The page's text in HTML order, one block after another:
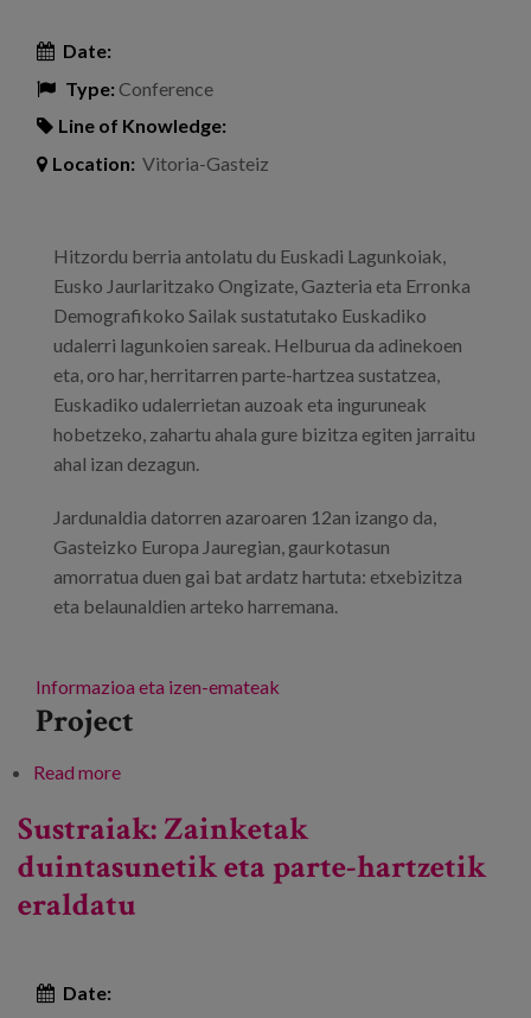
Date:
Type:Conference
Line of Knowledge:
Location: Vitoria-Gasteiz
Hitzordu berria antolatu du Euskadi Lagunkoiak,
Eusko Jaurlaritzako Ongizate, Gazteria eta Erronka
Demografikoko Sailak sustatutako Euskadiko
udalerri lagunkoien sareak. Helburua da adinekoen
eta, oro har, herritarren parte-hartzea sustatzea,
Euskadiko udalerrietan auzoak eta inguruneak
hobetzeko, zahartu ahala gure bizitza egiten jarraitu
ahal izan dezagun.
Jardunaldia datorren azaroaren 12an izango da,
Gasteizko Europa Jauregian, gaurkotasun
amorratua duen gai bat ardatz hartuta: etxebizitza
eta belaunaldien arteko harremana.
Informazioa eta izen-emateak
Project
Read moreabout Lagunkoitasunari buruzko Europako
Sustraiak: Zainketak
duintasunetik eta parte-hartzetik
eraldatu
Date: